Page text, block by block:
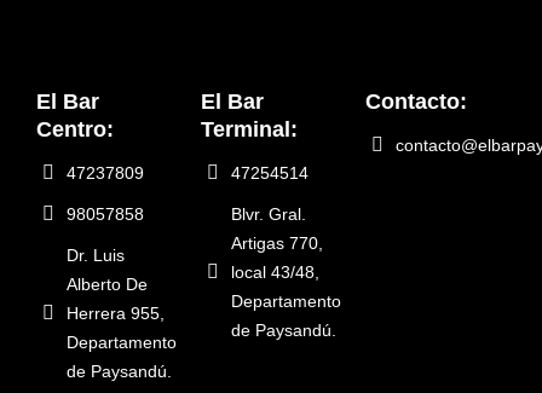
El Bar
Centro:
47237809
98057858
Dr. Luis
Alberto De
Herrera 955,
Departamento
de Paysandú.
El Bar
Terminal:
47254514
Blvr. Gral.
Artigas 770,
local 43/48,
Departamento
de Paysandú.
Contacto: